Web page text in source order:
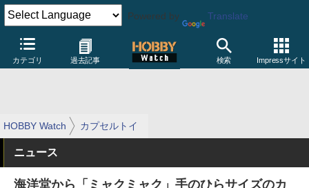
Powered by Translate
カテゴリ 過去記事 検索 Impressサイト
HOBBY Watch カプセルトイ
ニュース
海洋堂から「ミャクミャク」手のひらサイズのカ